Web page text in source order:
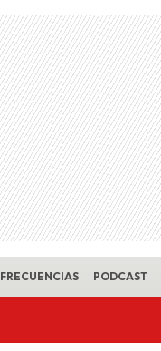
FRECUENCIAS PODCAST